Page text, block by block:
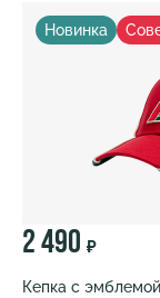
Новинка
2 490 ₽
Кепка с